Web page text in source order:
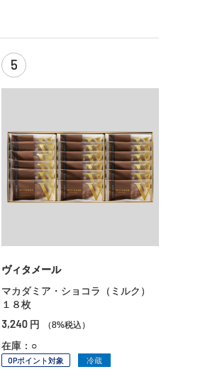
5
ヴィタメール
マカダミア・ショコラ（ミルク）
１８枚
3,240 円 （8%税込）
在庫：○
OPポイント対象 冷蔵